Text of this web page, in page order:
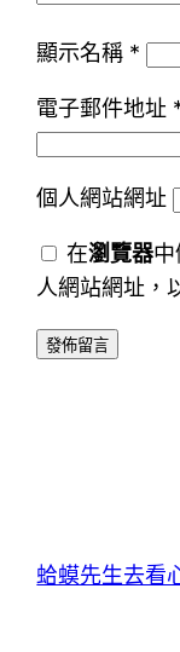
顯示名稱 *
電子郵件地址
個人網站網址
在瀏覽器
人網站網址，
蛤蟆先生去看